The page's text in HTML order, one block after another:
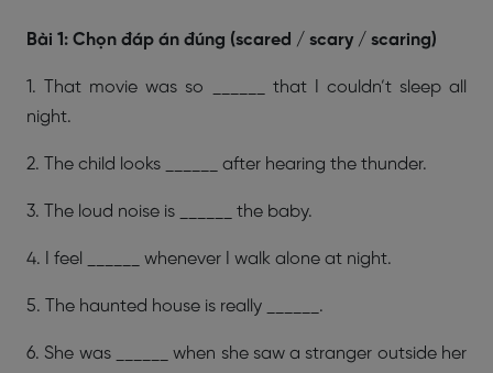
Bài 1: Chọn đáp án đúng (scared / scary / scaring)
1. That movie was so ______ that I couldn’t sleep all
night.
2. The child looks ______ after hearing the thunder.
3. The loud noise is ______ the baby.
4. I feel ______ whenever I walk alone at night.
5. The haunted house is really ______.
6. She was ______ when she saw a stranger outside her